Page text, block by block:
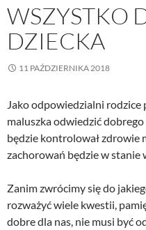
WSZYSTKO
DZIECKA
11 PAŹDZIERNIKA 2018
Jako odpowiedzialni
maluszka odwiedzić
będzie kontrolował zdrowie
zachorowań będzie w stanie
Zanim zwrócimy się do
rozważyć wiele kwestii,
dobre dla nas, nie musi być